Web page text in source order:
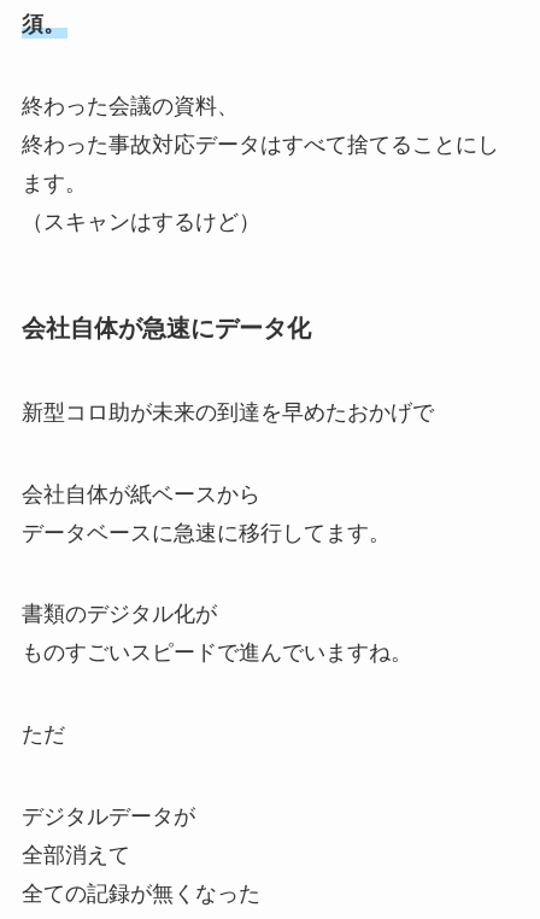
須。
終わった会議の資料、
終わった事故対応データはすべて捨てることにし
ます。
（スキャンはするけど）
会社自体が急速にデータ化
新型コロ助が未来の到達を早めたおかげで
会社自体が紙ベースから
データベースに急速に移行してます。
書類のデジタル化が
ものすごいスピードで進んでいますね。
ただ
デジタルデータが
全部消えて
全ての記録が無くなった